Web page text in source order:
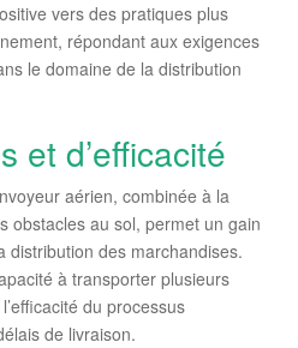
vers des pratiques plus
répondant aux exigences
le domaine de la distribution
et d’efficacité
aérien, combinée à la
obstacles au sol, permet un gain
distribution des marchandises.
à transporter plusieurs
du processus
de livraison.